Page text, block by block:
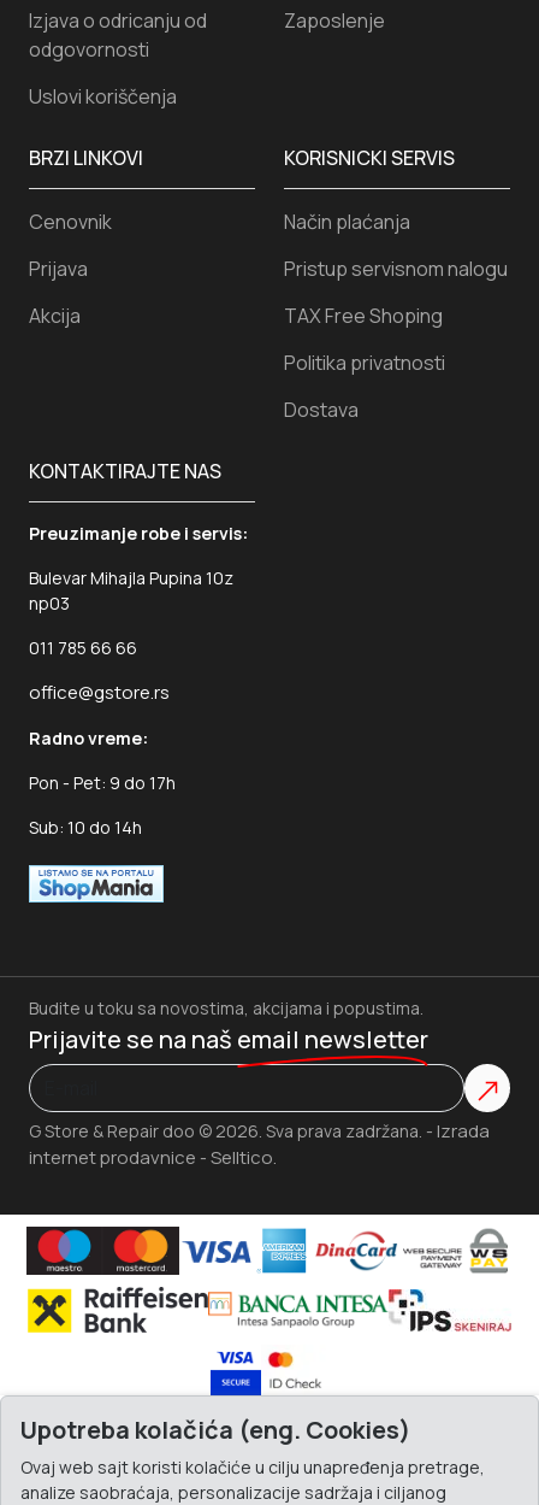
KORISNICKI SERVIS
Način plaćanja
Pristup servisnom nalogu
TAX Free Shoping
Politika privatnosti
Dostava
Izjava o odricanju od
odgovornosti
Uslovi koriščenja
KONTAKTIRAJTE NAS
Preuzimanje robe i servis:
Bulevar Mihajla Pupina 10z
np03
011 785 66 66
office@gstore.rs
Radno vreme:
Pon - Pet: 9 do 17h
Sub: 10 do 14h
Zaposlenje
BRZI LINKOVI
Cenovnik
Prijava
Akcija
G Store & Repair doo © 2026. Sva prava zadržana. - Izrada
internet prodavnice - Selltico.
Budite u toku sa novostima, akcijama i popustima.
Prijavite se na naš email newsletter
Upotreba kolačića (eng. Cookies)
Ovaj web sajt koristi kolačiće u cilju unapređenja pretrage,
analize saobraćaja, personalizacije sadržaja i ciljanog